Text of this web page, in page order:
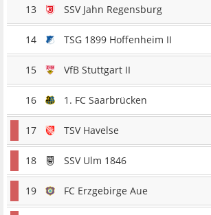
13 SSV Jahn Regensburg
14 TSG 1899 Hoffenheim II
15 VfB Stuttgart II
16 1. FC Saarbrücken
17 TSV Havelse
18 SSV Ulm 1846
19 FC Erzgebirge Aue